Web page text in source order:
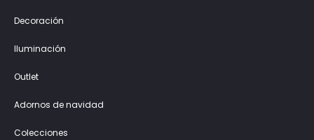
Decoración
Iluminación
Outlet
Adornos de navidad
Colecciones